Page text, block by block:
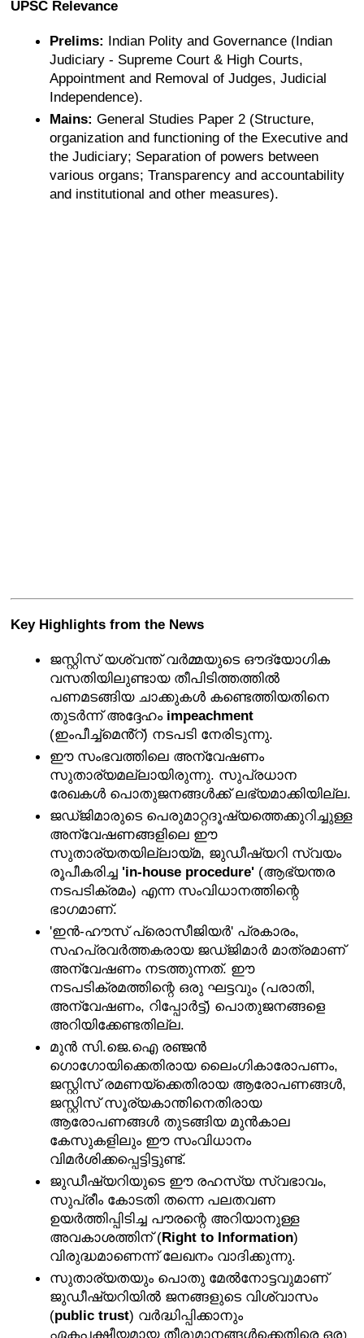
UPSC Relevance
Prelims: Indian Polity and Governance (Indian
Judiciary - Supreme Court & High Courts,
Appointment and Removal of Judges, Judicial
Independence).
Mains: General Studies Paper 2 (Structure,
organization and functioning of the Executive and
the Judiciary; Separation of powers between
various organs; Transparency and accountability
and institutional and other measures).
Key Highlights from the News
ജസ്റ്റിസ് യശ്വന്ത് വർമ്മയുടെ ഔദ്യോഗിക
വസതിയിലുണ്ടായ തീപിടിത്തത്തിൽ
പണമടങ്ങിയ ചാക്കുകൾ കണ്ടെത്തിയതിനെ
തുടർന്ന് അദ്ദേഹം impeachment
(ഇംപീച്ച്മെൻ്റ്) നടപടി നേരിടുന്നു.
ഈ സംഭവത്തിലെ അന്വേഷണം
സുതാര്യമല്ലായിരുന്നു. സുപ്രധാന
രേഖകൾ പൊതുജനങ്ങൾക്ക് ലഭ്യമാക്കിയില്ല.
ജഡ്ജിമാരുടെ പെരുമാറ്റദൂഷ്യത്തെക്കുറിച്ചുള്ള
അന്വേഷണങ്ങളിലെ ഈ
സുതാര്യതയില്ലായ്മ, ജുഡീഷ്യറി സ്വയം
രൂപീകരിച്ച 'in-house procedure' (ആഭ്യന്തര
നടപടിക്രമം) എന്ന സംവിധാനത്തിന്റെ
ഭാഗമാണ്.
'ഇൻ-ഹൗസ് പ്രൊസീജിയർ' പ്രകാരം,
സഹപ്രവർത്തകരായ ജഡ്ജിമാർ മാത്രമാണ്
അന്വേഷണം നടത്തുന്നത്. ഈ
നടപടിക്രമത്തിന്റെ ഒരു ഘട്ടവും (പരാതി,
അന്വേഷണം, റിപ്പോർട്ട്) പൊതുജനങ്ങളെ
അറിയിക്കേണ്ടതില്ല.
മുൻ സി.ജെ.ഐ രഞ്ജൻ
ഗൊഗോയിക്കെതിരായ ലൈംഗികാരോപണം,
ജസ്റ്റിസ് രമണയ്‌ക്കെതിരായ ആരോപണങ്ങൾ,
ജസ്റ്റിസ് സൂര്യകാന്തിനെതിരായ
ആരോപണങ്ങൾ തുടങ്ങിയ മുൻകാല
കേസുകളിലും ഈ സംവിധാനം
വിമർശിക്കപ്പെട്ടിട്ടുണ്ട്.
ജുഡീഷ്യറിയുടെ ഈ രഹസ്യ സ്വഭാവം,
സുപ്രീം കോടതി തന്നെ പലതവണ
ഉയർത്തിപ്പിടിച്ച പൗരന്റെ അറിയാനുള്ള
അവകാശത്തിന് (Right to Information)
വിരുദ്ധമാണെന്ന് ലേഖനം വാദിക്കുന്നു.
സുതാര്യതയും പൊതു മേൽനോട്ടവുമാണ്
ജുഡീഷ്യറിയിൽ ജനങ്ങളുടെ വിശ്വാസം
(public trust) വർദ്ധിപ്പിക്കാനും
ഏകപക്ഷീയമായ തീരുമാനങ്ങൾക്കെതിരെ ഒരു